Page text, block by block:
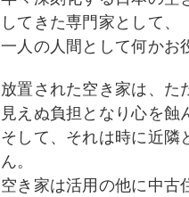
してきた専門家として、
一人の人間として何かお
放置された空き家は、
見えぬ負担となり心を蝕
そして、それは時に近隣
ん。
空き家は活用の他に中古